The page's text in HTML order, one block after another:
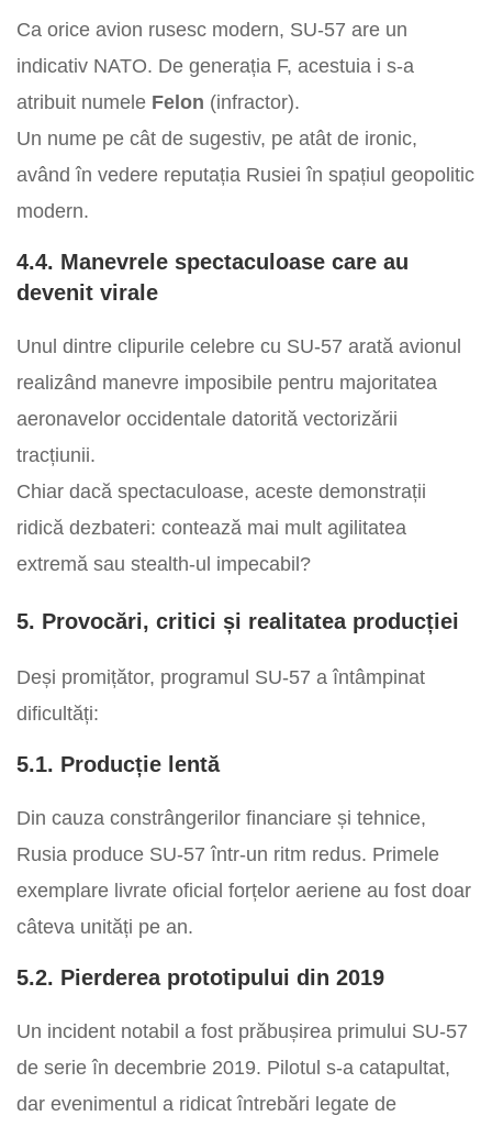
Ca orice avion rusesc modern, SU-57 are un
indicativ NATO. De generația F, acestuia i s-a
atribuit numele Felon (infractor).
Un nume pe cât de sugestiv, pe atât de ironic,
având în vedere reputația Rusiei în spațiul geopolitic
modern.
4.4. Manevrele spectaculoase care au
devenit virale
Unul dintre clipurile celebre cu SU-57 arată avionul
realizând manevre imposibile pentru majoritatea
aeronavelor occidentale datorită vectorizării
tracțiunii.
Chiar dacă spectaculoase, aceste demonstrații
ridică dezbateri: contează mai mult agilitatea
extremă sau stealth-ul impecabil?
5. Provocări, critici și realitatea producției
Deși promițător, programul SU-57 a întâmpinat
dificultăți:
5.1. Producție lentă
Din cauza constrângerilor financiare și tehnice,
Rusia produce SU-57 într-un ritm redus. Primele
exemplare livrate oficial forțelor aeriene au fost doar
câteva unități pe an.
5.2. Pierderea prototipului din 2019
Un incident notabil a fost prăbușirea primului SU-57
de serie în decembrie 2019. Pilotul s-a catapultat,
dar evenimentul a ridicat întrebări legate de